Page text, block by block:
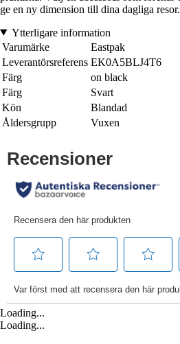
ge en ny dimension till dina dagliga resor.
Ytterligare information
Varumärke
Eastpak
Leverantörsreferens EK0A5BLJ4T6
Färg
on black
Färg
Svart
Kön
Blandad
Åldersgrupp
Vuxen
Loading...
Loading...